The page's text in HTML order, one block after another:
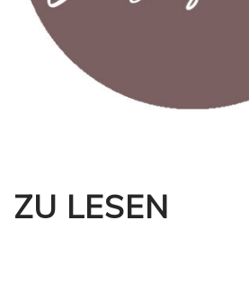
ZU LESEN